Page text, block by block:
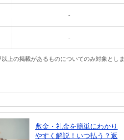
-
-
上の掲載があるものについてのみ対象としま
敷金・礼金を簡単にわかり
やすく解説！いつ払う？返